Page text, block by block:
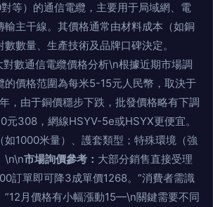
等）的通信電纜，主要用于局域網、電
輸主干線。其價格通常由材料成本（如銅
數量、生產技術及品牌口碑決定。
數通信電纜價格分析\n根據近期市場調
的價格范圍為每米5-15元人民幣，取決于
，由于銅價穩步下跌，批發價格略有下調
308，網線HSYV-5e或HSYX更便宜。
如1000米量）、護套類型；特殊環境（強
\n\n市場詢價參考： 大部分銷售直接受理
訂單即可降3成單價1268。”消費者需識
”12月價格有小幅漲動15—\n關鍵需要不同